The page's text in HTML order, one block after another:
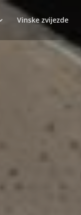
Vinske zvijezde